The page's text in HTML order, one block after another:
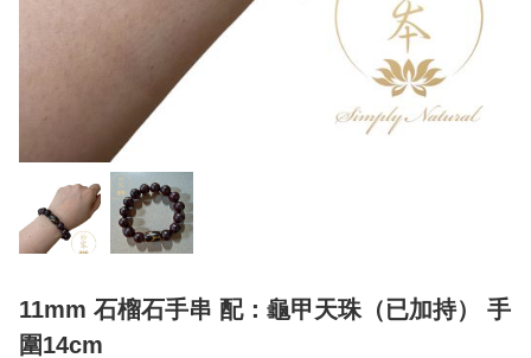
11mm 石榴石手串 配：龜甲天珠（已加持） 手
圍14cm